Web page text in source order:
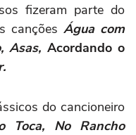
fizeram parte do
canções Água com
Asas, Acordando o
do cancioneiro
Toca, No Rancho